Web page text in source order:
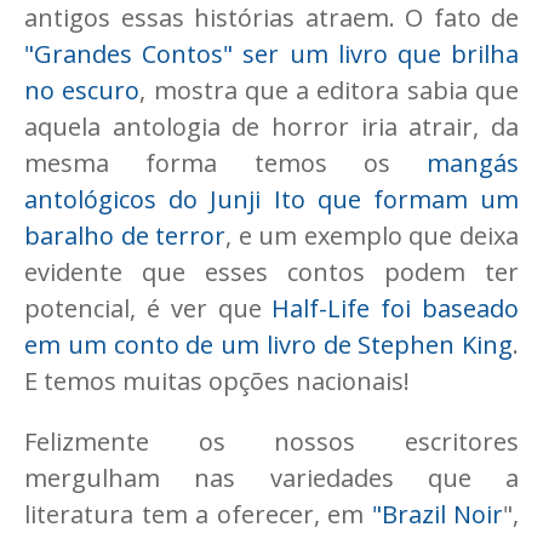
antigos essas histórias atraem. O fato de
"Grandes Contos" ser um livro que brilha
no escuro, mostra que a editora sabia que
aquela antologia de horror iria atrair, da
mesma forma temos os mangás
antológicos do Junji Ito que formam um
baralho de terror, e um exemplo que deixa
evidente que esses contos podem ter
potencial, é ver que Half-Life foi baseado
em um conto de um livro de Stephen King.
E temos muitas opções nacionais!
Felizmente os nossos escritores
mergulham nas variedades que a
literatura tem a oferecer, em "Brazil Noir",